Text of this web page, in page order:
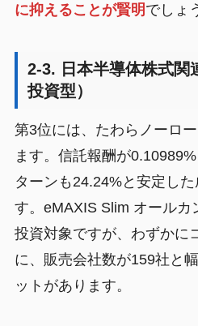
に抑えることが賢明 でしょ
2-3. 日本半導体株式関
投資型）
第3位には、たわらノーロ
ます。信託報酬が
ターンも24.24%と安定し
す。eMAXIS Slim オールカ
投資対象ですが、わずかに
に、販売会社数が159社と
ットがあります。